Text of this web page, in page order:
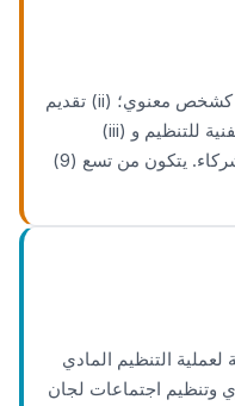
مهمته هي: (i) تيسير تنظيم المنتدى كشخص معنوي؛ (ii) تقديم
آراء مستنيرة و/أو توجيهات للأمانة الفنية للتنظيم و (iii)
المشاركة في لقاءات مختلفة مع الشركاء. يتكون من تسع (9)
التنظيم المادي
وتنظيم اجتماعات لجان